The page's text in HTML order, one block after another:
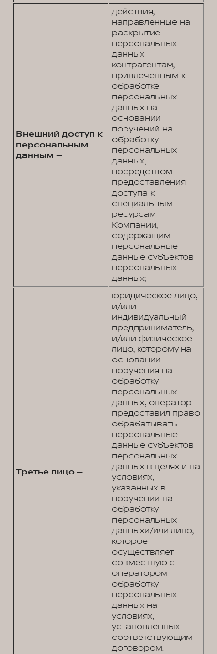
Внешний доступ к
персональным
данным –
действия,
направленные на
раскрытие
персональных
данных
контрагентам,
привлеченным к
обработке
персональных
данных на
основании
поручений на
обработку
персональных
данных,
посредством
предоставления
доступа к
специальным
ресурсам
Компании,
содержащим
персональные
данные субъектов
персональных
данных;
Третье лицо –
юридическое лицо,
и/или
индивидуальный
предприниматель,
и/или физическое
лицо, которому на
основании
поручения на
обработку
персональных
данных, оператор
предоставил право
обрабатывать
персональные
данные субъектов
персональных
данных в целях и на
условиях,
указанных в
поручении на
обработку
персональных
данныхи/или лицо,
которое
осуществляет
совместную с
оператором
обработку
персональных
данных на
условиях,
установленных
соответствующим
договором.